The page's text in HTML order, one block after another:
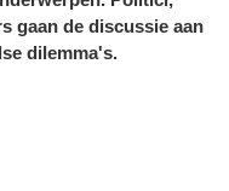
gaan de discussie aan
dilemma's.